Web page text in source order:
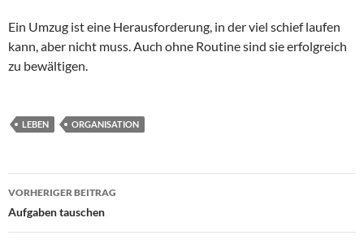
Ein Umzug ist eine Herausforderung, in der viel schief laufen
kann, aber nicht muss. Auch ohne Routine sind sie erfolgreich
zu bewältigen.
LEBEN ORGANISATION
Beitragsnavigation
VORHERIGER BEITRAG
Aufgaben tauschen